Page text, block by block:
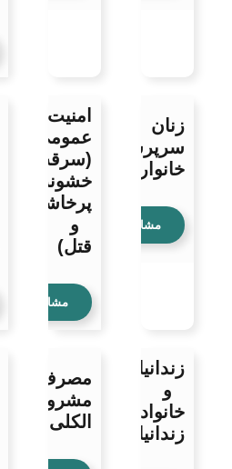
زنان
سرپرست
خانوار
مشاهده
امنیت
عمومی
(سرقت،نزاع،
خشونت،
پرخاشگری
و
قتل)
مشاهده
زندانیان
و
خانواده
زندانیان
مصرف
مشروبات
الکلی